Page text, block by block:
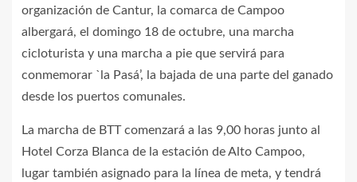
organización de Cantur, la comarca de Campoo
albergará, el domingo 18 de octubre, una marcha
cicloturista y una marcha a pie que servirá para
conmemorar `la Pasá’, la bajada de una parte del ganado
desde los puertos comunales.
La marcha de BTT comenzará a las 9,00 horas junto al
Hotel Corza Blanca de la estación de Alto Campoo,
lugar también asignado para la línea de meta, y tendrá